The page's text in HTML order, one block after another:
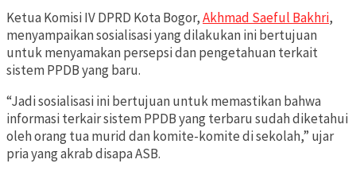
Ketua Komisi IV DPRD Kota Bogor,Akhmad Saeful Bakhri,
menyampaikan sosialisasi yang dilakukan ini bertujuan
untuk menyamakan persepsi dan pengetahuan terkait
sistem PPDB yang baru.
“Jadi sosialisasi ini bertujuan untuk memastikan bahwa
informasi terkair sistem PPDB yang terbaru sudah diketahui
oleh orang tua murid dan komite-komite di sekolah,” ujar
pria yang akrab disapa ASB.